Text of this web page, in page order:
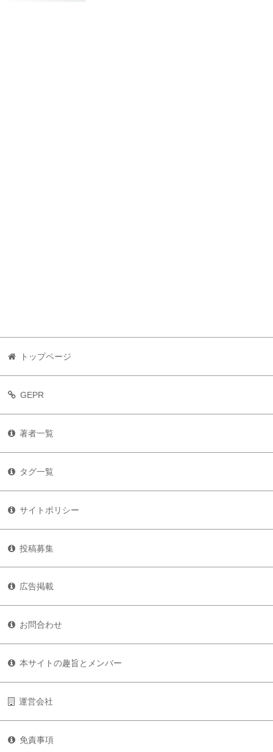
トップページ
GEPR
著者一覧
タグ一覧
サイトポリシー
投稿募集
広告掲載
お問合わせ
本サイトの趣旨とメンバー
運営会社
免責事項